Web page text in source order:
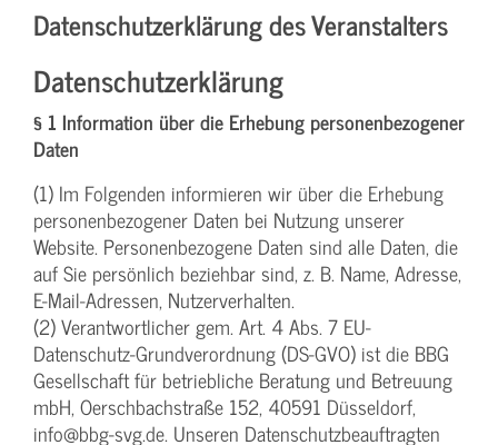
Datenschutzerklärung des Veranstalters
Datenschutzerklärung
§ 1 Information über die Erhebung personenbezogener
Daten
(1) Im Folgenden informieren wir über die Erhebung
personenbezogener Daten bei Nutzung unserer
Website. Personenbezogene Daten sind alle Daten, die
auf Sie persönlich beziehbar sind, z. B. Name, Adresse,
E-Mail-Adressen, Nutzerverhalten.
(2) Verantwortlicher gem. Art. 4 Abs. 7 EU-
Datenschutz-Grundverordnung (DS-GVO) ist die BBG
Gesellschaft für betriebliche Beratung und Betreuung
mbH, Oerschbachstraße 152, 40591 Düsseldorf,
info@bbg-svg.de. Unseren Datenschutzbeauftragten